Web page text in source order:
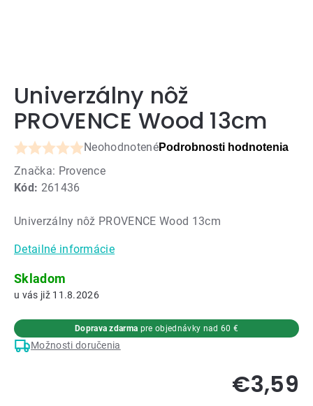
Univerzálny nôž
PROVENCE Wood 13cm
Kód: 261436
Priemerné
hodnotenie
produktu
0,0
5
hviezdičiek.
NeohodnotenéPodrobnosti hodnotenia
Značka: Provence
Univerzálny nôž PROVENCE Wood 13cm
Detailné informácie
Skladom
11.8.2026
Možnosti doručenia
Doprava zdarma pre objednávky nad 60 €
€3,59